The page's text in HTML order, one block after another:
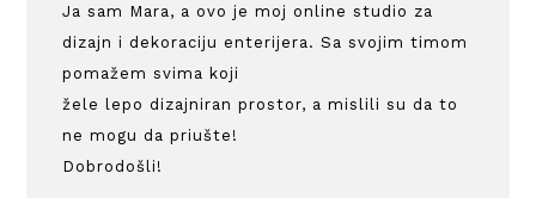
Ja sam Mara, a ovo je moj online studio za
dizajn i dekoraciju enterijera. Sa svojim timom
pomažem svima koji
žele lepo dizajniran prostor, a mislili su da to
ne mogu da priušte!
Dobrodošli!